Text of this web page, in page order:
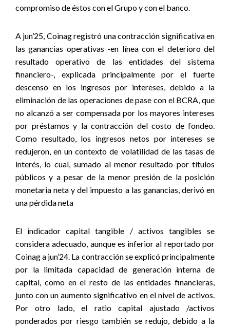
compromiso de éstos con el Grupo y con el banco.
A jun’25, Coinag registró una contracción significativa en
las ganancias operativas -en línea con el deterioro del
resultado operativo de las entidades del sistema
financiero-, explicada principalmente por el fuerte
descenso en los ingresos por intereses, debido a la
eliminación de las operaciones de pase con el BCRA, que
no alcanzó a ser compensada por los mayores intereses
por préstamos y la contracción del costo de fondeo.
Como resultado, los ingresos netos por intereses se
redujeron, en un contexto de volatilidad de las tasas de
interés, lo cual, sumado al menor resultado por títulos
públicos y a pesar de la menor presión de la posición
monetaria neta y del impuesto a las ganancias, derivó en
una pérdida neta
El indicador capital tangible / activos tangibles se
considera adecuado, aunque es inferior al reportado por
Coinag a jun’24. La contracción se explicó principalmente
por la limitada capacidad de generación interna de
capital, como en el resto de las entidades financieras,
junto con un aumento significativo en el nivel de activos.
Por otro lado, el ratio capital ajustado /activos
ponderados por riesgo también se redujo, debido a la